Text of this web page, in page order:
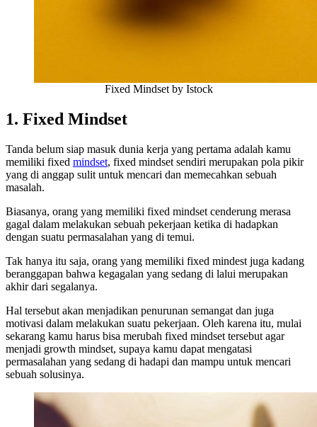
Fixed Mindset by Istock
1. Fixed Mindset
Tanda belum siap masuk dunia kerja yang pertama adalah kamu
memiliki fixed mindset, fixed mindset sendiri merupakan pola pikir
yang di anggap sulit untuk mencari dan memecahkan sebuah
masalah.
Biasanya, orang yang memiliki fixed mindset cenderung merasa
gagal dalam melakukan sebuah pekerjaan ketika di hadapkan
dengan suatu permasalahan yang di temui.
Tak hanya itu saja, orang yang memiliki fixed mindest juga kadang
beranggapan bahwa kegagalan yang sedang di lalui merupakan
akhir dari segalanya.
Hal tersebut akan menjadikan penurunan semangat dan juga
motivasi dalam melakukan suatu pekerjaan. Oleh karena itu, mulai
sekarang kamu harus bisa merubah fixed mindset tersebut agar
menjadi growth mindset, supaya kamu dapat mengatasi
permasalahan yang sedang di hadapi dan mampu untuk mencari
sebuah solusinya.